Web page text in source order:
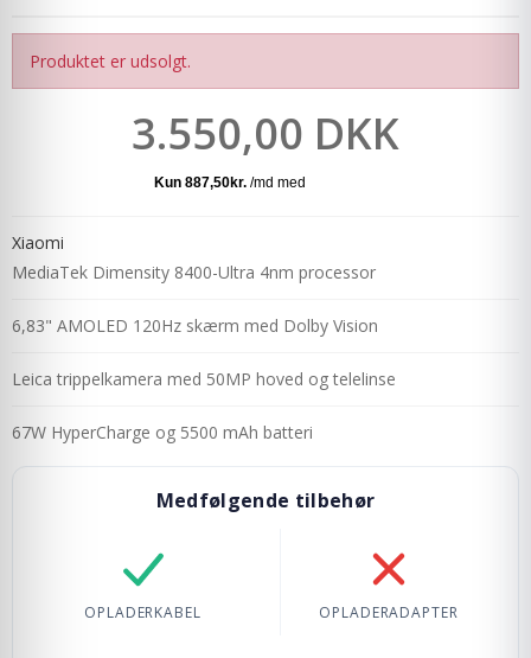
Produktet er udsolgt.
3.550,00 DKK
Xiaomi
MediaTek Dimensity 8400-Ultra 4nm processor
6,83" AMOLED 120Hz skærm med Dolby Vision
Leica trippelkamera med 50MP hoved og telelinse
67W HyperCharge og 5500 mAh batteri
Medfølgende tilbehør
OPLADERKABEL OPLADERADAPTER